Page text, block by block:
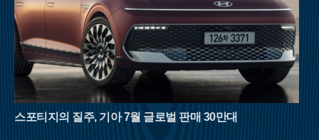
빽빽하게 들어선 원시림은 강렬한 햇볕을 차단해 주며, 삼도봉
정상에 서면 세 갈래의 문화와 방언이 교차하는 화합의 풍경을
마주할 수 있다.백두대간의 웅장한 기운을 느끼고 싶다면 경북
문경과 충북 괴산의 경계에 솟은 대야산이 제격이다. 속리산국립
공원의 비경을 고스란히 간직한 이곳은 거대한 화강암 암릉미가
돋보이는 산이다. 대야산의 여름을 완성하는 것은 단연 용추계곡
과 선유동계곡이다. 오랜 세월 물살이 빚어낸 하트 모양의 용추
폭포는 보는 것만으로도 청량감을 선사하며, 조선 시대 학자 이
덕형이 사랑했던 선유동계곡은 고즈넉한 풍류를 더한다. 육산의
스포티지의 질주, 기아 7월 글로벌 판매 30만대